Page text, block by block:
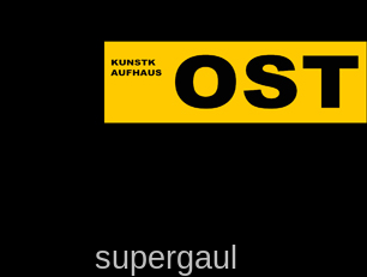
supergaul